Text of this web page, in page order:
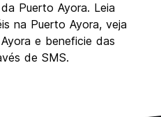
Puerto Ayora. Leia
na Puerto Ayora, veja
e beneficie das
de SMS.